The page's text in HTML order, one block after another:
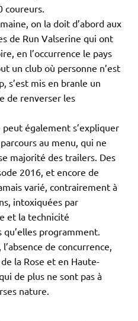
coureurs.
on la doit d’abord aux
de Run Valserine qui ont
en l’occurrence le pays
un club où personne n’est
s’est mis en branle un
de renverser les
également s’expliquer
au menu, qui ne
majorité des trailers. Des
2016, et encore de
varié, contrairement à
intoxiquées par
et la technicité
programment.
de concurrence,
la Rose et en Haute-
de plus ne sont pas à
nature.